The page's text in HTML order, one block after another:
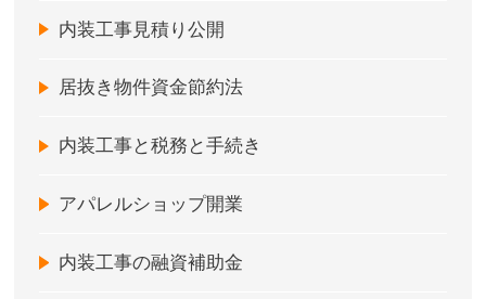
内装工事見積り公開
居抜き物件資金節約法
内装工事と税務と手続き
アパレルショップ開業
内装工事の融資補助金